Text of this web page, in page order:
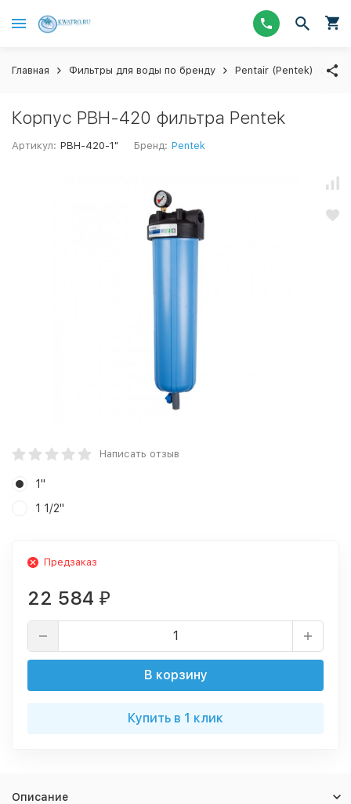
Главная Фильтры для воды по бренду Pentair (Pentek)
Корпус PBH-420 фильтра Pentek
Артикул: PBH-420-1" Бренд: Pentek
Написать отзыв
1"
1 1/2"
Предзаказ
22 584 ₽
В корзину
Купить в 1 клик
Описание